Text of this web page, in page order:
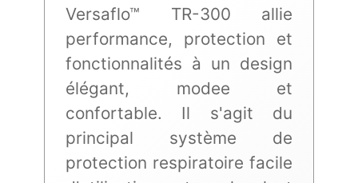
Versaflo™ TR-300 allie
performance, protection et
fonctionnalités à un design
élégant, modee et
confortable. Il s'agit du
principal système de
protection respiratoire facile